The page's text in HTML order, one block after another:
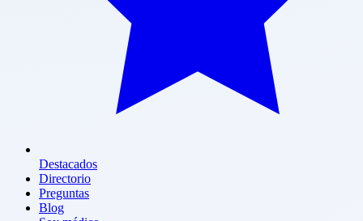
Destacados
Directorio
Preguntas
Blog